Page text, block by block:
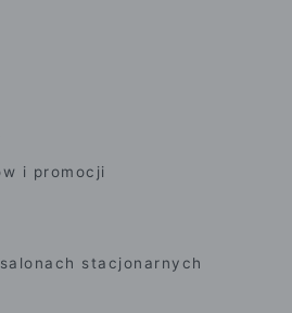
i promocji
stacjonarnych